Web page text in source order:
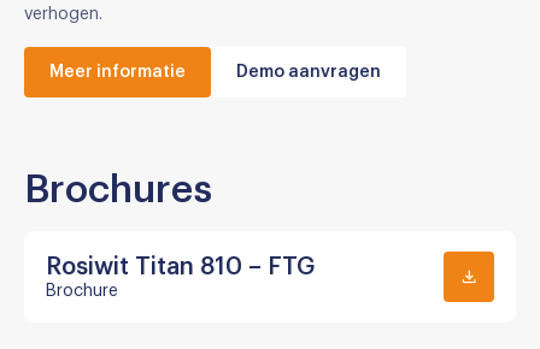
verhogen.
Meer informatie Demo aanvragen
Brochures
Rosiwit Titan 810 – FTG
Brochure